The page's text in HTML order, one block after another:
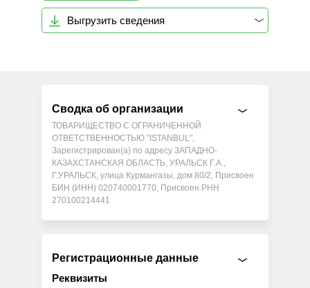
Выгрузить сведения
Сводка об организации
ТОВАРИЩЕСТВО С ОГРАНИЧЕННОЙ
ОТВЕТСТВЕННОСТЬЮ "ISTANBUL",
Зарегистрирован(а) по адресу ЗАПАДНО-
КАЗАХСТАНСКАЯ ОБЛАСТЬ, УРАЛЬСК Г.А.,
Г.УРАЛЬСК, улица Курмангазы, дом 80/2, Присвоен
БИН (ИНН) 020740001770, Присвоен РНН
270100214441
Регистрационные данные
Реквизиты